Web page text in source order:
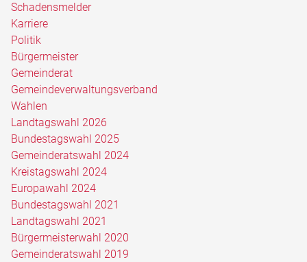
Schadensmelder
Karriere
Politik
Bürgermeister
Gemeinderat
Gemeindeverwaltungsverband
Wahlen
Landtagswahl 2026
Bundestagswahl 2025
Gemeinderatswahl 2024
Kreistagswahl 2024
Europawahl 2024
Bundestagswahl 2021
Landtagswahl 2021
Bürgermeisterwahl 2020
Gemeinderatswahl 2019